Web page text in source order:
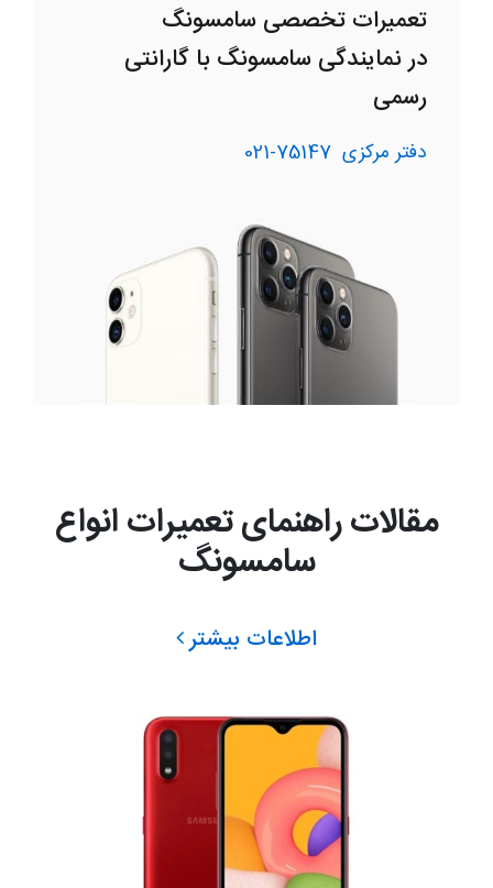
تعمیرات تخصصی سامسونگ
در نمایندگی سامسونگ با گارانتی
رسمی
دفتر مرکزی 75147-021
مقالات راهنمای تعمیرات انواع
سامسونگ
اطلاعات بیشتر